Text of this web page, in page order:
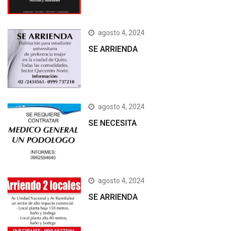
agosto 4, 2024
SE ARRIENDA
agosto 4, 2024
SE NECESITA
agosto 4, 2024
SE ARRIENDA